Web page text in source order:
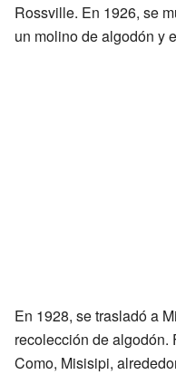
Rossville. En 1926, se
un molino de algodón y
En 1928, se trasladó a
recolección de algodón.
Como, Misisipi,